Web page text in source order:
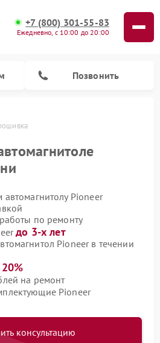
+7 (800) 301-55-83
Ежедневно, с 10:00 до 20:00
Позвонить
Pioneer
по ремонту
до 3-х лет
Pioneer в течении
20%
на ремонт
Pioneer
консультацию